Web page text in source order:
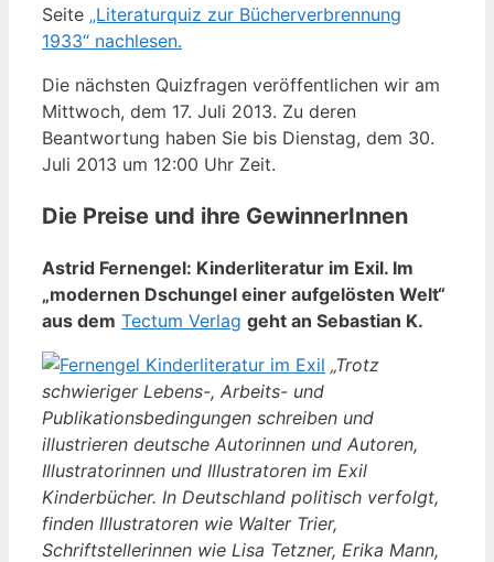
Seite „Literaturquiz zur Bücherverbrennung
1933“ nachlesen.
Die nächsten Quizfragen veröffentlichen wir am
Mittwoch, dem 17. Juli 2013. Zu deren
Beantwortung haben Sie bis Dienstag, dem 30.
Juli 2013 um 12:00 Uhr Zeit.
Die Preise und ihre GewinnerInnen
Astrid Fernengel: Kinderliteratur im Exil. Im
„modernen Dschungel einer aufgelösten Welt“
aus dem Tectum Verlag geht an Sebastian K.
„Trotz
schwieriger Lebens-, Arbeits- und
Publikationsbedingungen schreiben und
illustrieren deutsche Autorinnen und Autoren,
Illustratorinnen und Illustratoren im Exil
Kinderbücher. In Deutschland politisch verfolgt,
finden Illustratoren wie Walter Trier,
Schriftstellerinnen wie Lisa Tetzner, Erika Mann,